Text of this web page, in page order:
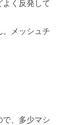
く反発して
。メッシュチ
で、多少マシ